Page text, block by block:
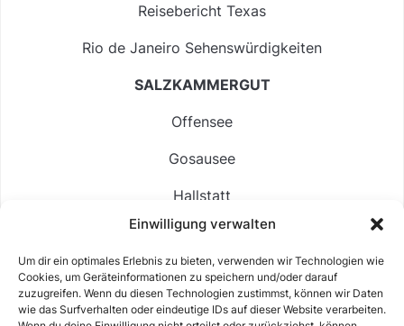
Einwilligung verwalten
Um dir ein optimales Erlebnis zu bieten, verwenden wir Technologien wie
Cookies, um Geräteinformationen zu speichern und/oder darauf
zuzugreifen. Wenn du diesen Technologien zustimmst, können wir Daten
wie das Surfverhalten oder eindeutige IDs auf dieser Website verarbeiten.
Reisebericht Texas
Rio de Janeiro Sehenswürdigkeiten
SALZKAMMERGUT
Offensee
Gosausee
Hallstatt
Langbathsee
Altausseer See
Hintersee